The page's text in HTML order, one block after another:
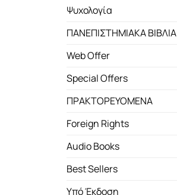
Ψυχολογία
ΠΑΝΕΠΙΣΤΗΜΙΑΚΑ ΒΙΒΛΙΑ
Web Offer
Special Offers
ΠΡΑΚΤΟΡΕΥΟΜΕΝΑ
Foreign Rights
Audio Books
Best Sellers
Υπό Έκδοση